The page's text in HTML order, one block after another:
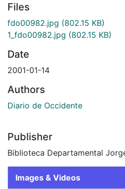
Files
fdo00982.jpg (802.15 KB)
1_fdo00982.jpg (802.15 KB)
Date
2001-01-14
Authors
Diario de Occidente
Publisher
Biblioteca Departamental
Images & Videos